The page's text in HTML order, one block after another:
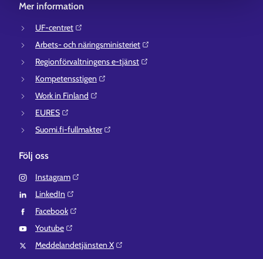
Mer information
UF-centret⁠
Arbets- och näringsministeriet⁠
Regionförvaltningens e-tjänst⁠
Kompetensstigen⁠
Work in Finland⁠
EURES⁠
Suomi.fi-fullmakter⁠
Följ oss
Instagram⁠
LinkedIn⁠
Facebook⁠
Youtube⁠
Meddelandetjänsten X⁠